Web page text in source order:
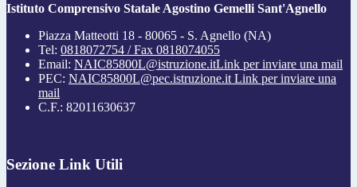
Istituto Comprensivo Statale Agostino Gemelli Sant'Agnello
Piazza Matteotti 18 - 80065 - S. Agnello (NA)
Tel: 0818072754 / Fax 0818074055
Email: NAIC85800L@istruzione.itLink per inviare una mail
PEC: NAIC85800L@pec.istruzione.it Link per inviare una
mail
C.F.: 82011630637
Sezione Link Utili